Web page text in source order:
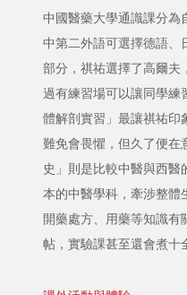
中國醫藥大學通識課分為
中第二外語可選擇德語、
部分，祺祐選擇了高爾夫
過有練習場可以讓同學練
體解剖實習」最讓祺祐印
難免會畏懼，但久了便在
史」則是比較中醫與西醫
本的中醫學科，牽涉整體
開藥處方、用藥等知識
帖，實驗課甚至還會煮十